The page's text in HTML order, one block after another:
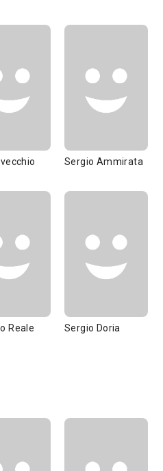
Sergio Ammirata
Reale Sergio Doria